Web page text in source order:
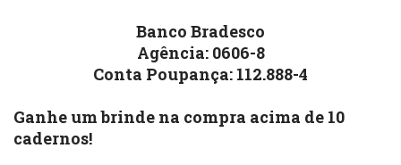
Banco Bradesco
Agência: 0606-8
Conta Poupança: 112.888-4
Ganhe um brinde na compra acima de 10
cadernos!